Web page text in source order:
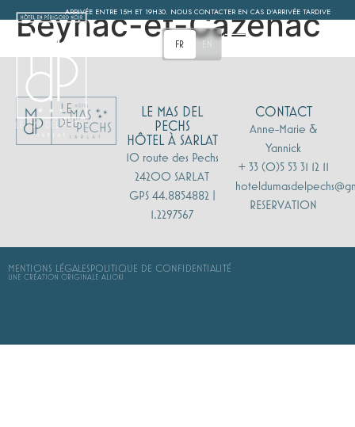
ARRIVÉE ENTRE 15H ET 19H30. NOUS CONTACTER EN CAS D'ARRIVÉE TARDIVE
FR EN
Beynac-et-Cazenac
LE MAS DEL
PECHS
HÔTEL À SARLAT
10 route des Pechs
24200 SARLAT
GPS 44.8854882 |
1.2297567
CONTACT
Anne-Marie &
Yannick
+ 33 (0)5 53 31 12 11
RESERVATION
MENTIONS LÉGALESPOLITIQUE DE CONFIDENTIALITÉ
UNE CRÉATION ORIGINALE ALIOKI